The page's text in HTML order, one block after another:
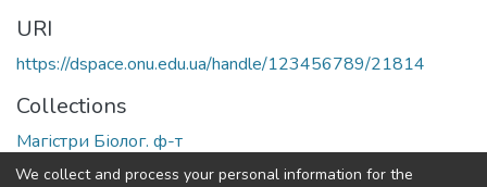
URI
https://dspace.onu.edu.ua/handle/123456789/21814
Collections
Магістри Біолог. ф-т
We collect and process your personal information for the